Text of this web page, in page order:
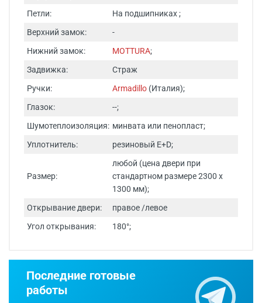
Петли:
На подшипниках ;
Верхний замок:
-
Нижний замок:
MOTTURA;
Задвижка:
Страж
Ручки:
Armadillo (Италия);
Глазок:
--;
Шумотеплоизоляция: минвата или пенопласт;
Уплотнитель:
резиновый E+D;
Размер:
любой (цена двери при
стандартном размере 2300 х
1300 мм);
Открывание двери:
правое /левое
Угол открывания:
180°;
Последние готовые
работы